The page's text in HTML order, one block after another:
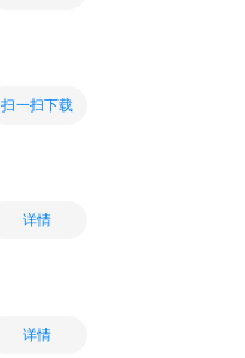
扫一扫下载
详情
详情